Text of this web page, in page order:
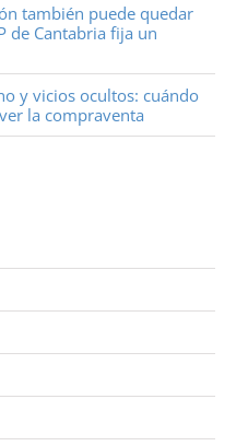
también puede quedar
de Cantabria fija un
y vicios ocultos: cuándo
la compraventa